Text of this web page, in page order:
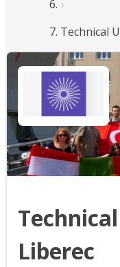
Technical
Liberec